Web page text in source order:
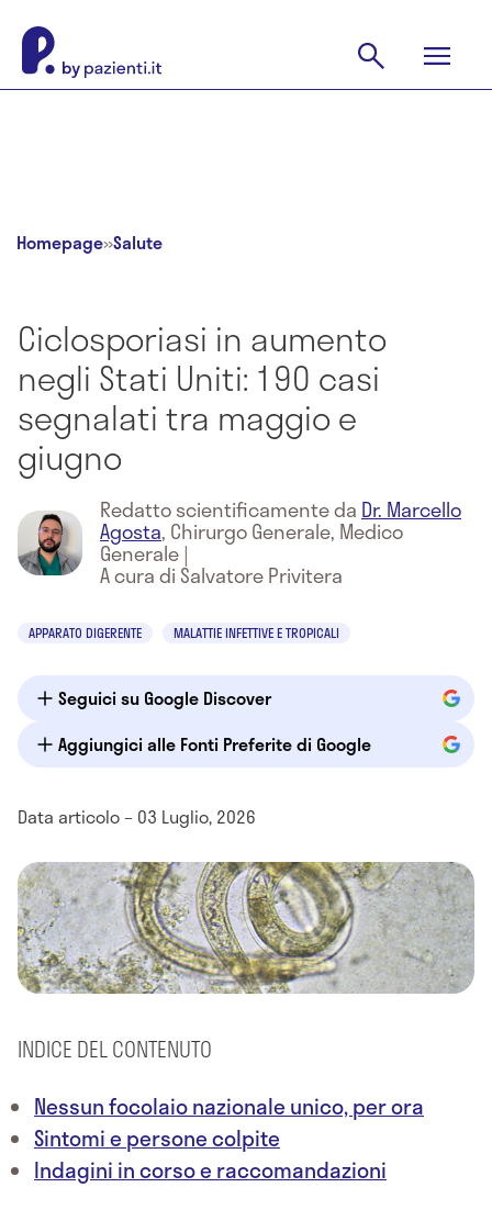
Homepage»Salute
Ciclosporiasi in aumento
negli Stati Uniti: 190 casi
segnalati tra maggio e
giugno
Redatto scientificamente da Dr. Marcello
Agosta, Chirurgo Generale, Medico
Generale|
A cura di Salvatore Privitera
APPARATO DIGERENTE MALATTIE INFETTIVE E TROPICALI
Seguici su Google Discover
Aggiungici alle Fonti Preferite di Google
Data articolo – 03 Luglio, 2026
INDICE DEL CONTENUTO
Nessun focolaio nazionale unico, per ora
Sintomi e persone colpite
Indagini in corso e raccomandazioni